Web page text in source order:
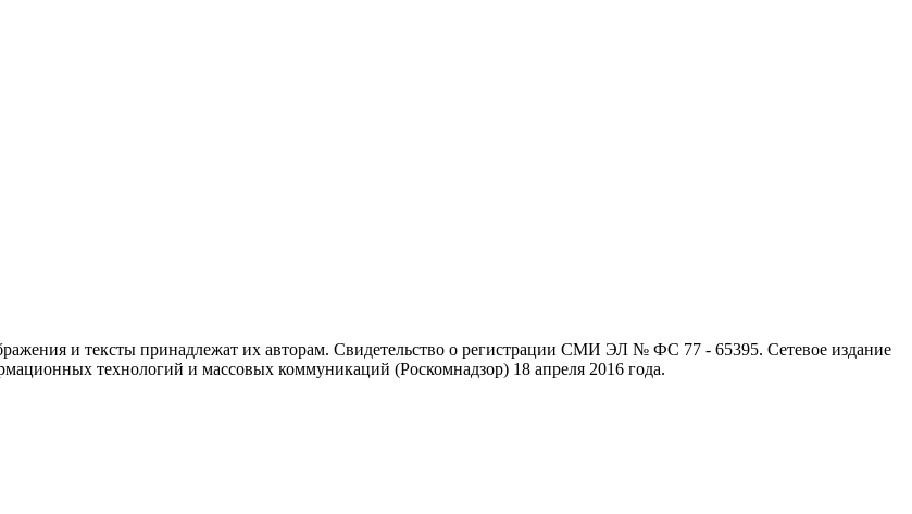
и тексты принадлежат их авторам. Свидетельство о регистрации СМИ ЭЛ № ФС 77 - 65395. Сетевое издание
технологий и массовых коммуникаций (Роскомнадзор) 18 апреля 2016 года.